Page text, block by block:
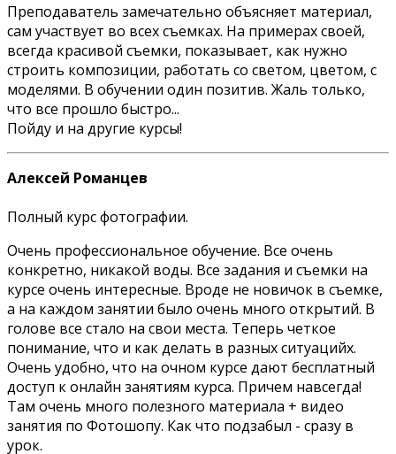
Преподаватель замечательно объясняет материал,
сам участвует во всех съемках. На примерах своей,
всегда красивой съемки, показывает, как нужно
строить композиции, работать со светом, цветом, с
моделями. В обучении один позитив. Жаль только,
что все прошло быстро...
Пойду и на другие курсы!
Алексей Романцев
Полный курс фотографии.
Очень профессиональное обучение. Все очень
конкретно, никакой воды. Все задания и съемки на
курсе очень интересные. Вроде не новичок в съемке,
а на каждом занятии было очень много открытий. В
голове все стало на свои места. Теперь четкое
понимание, что и как делать в разных ситуацийх.
Очень удобно, что на очном курсе дают бесплатный
доступ к онлайн занятиям курса. Причем навсегда!
Там очень много полезного материала + видео
занятия по Фотошопу. Как что подзабыл - сразу в
урок.